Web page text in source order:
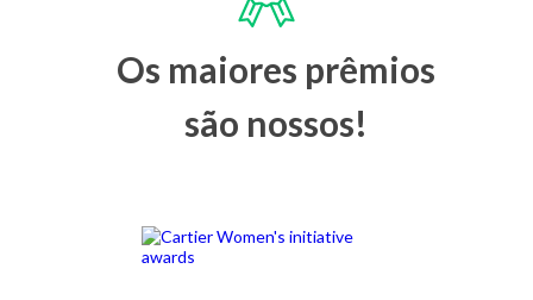
Os maiores prêmios
são nossos!